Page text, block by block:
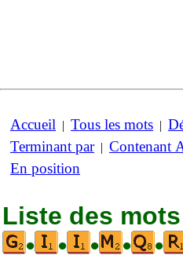
Accueil | Tous les mots |
Terminant par| Contenant
En position
Liste des
•
• • • •